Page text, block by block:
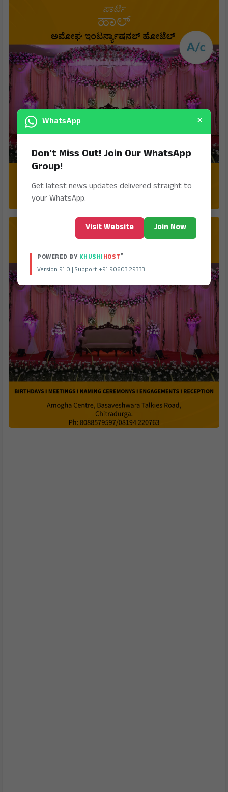
WhatsApp ×
Don't Miss Out! Join Our WhatsApp
Group!
Get latest news updates delivered straight to
your WhatsApp.
Visit Website Join Now
POWERED BY KHUSHIHOST®
Version 91.0 | Support +91 90603 29333